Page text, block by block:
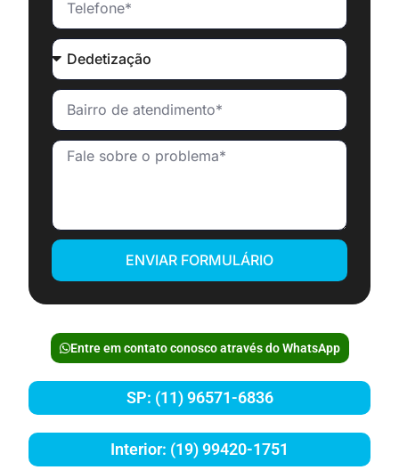
ENVIAR FORMULÁRIO
Entre em contato conosco através do WhatsApp
SP: (11) 96571-6836
Interior: (19) 99420-1751